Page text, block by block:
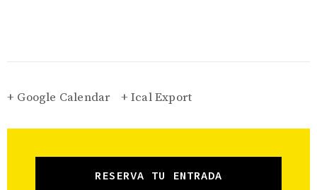
+ Google Calendar + Ical Export
RESERVA TU ENTRADA